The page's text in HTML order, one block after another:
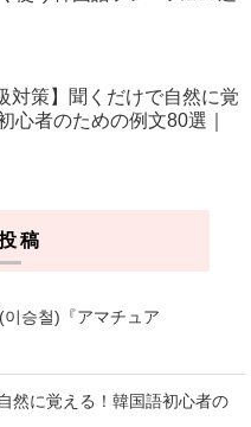
対策】聞くだけで自然に覚
心者のための例文80選｜
稿
이승철)『アマチュア
然に覚える！韓国語初心者の